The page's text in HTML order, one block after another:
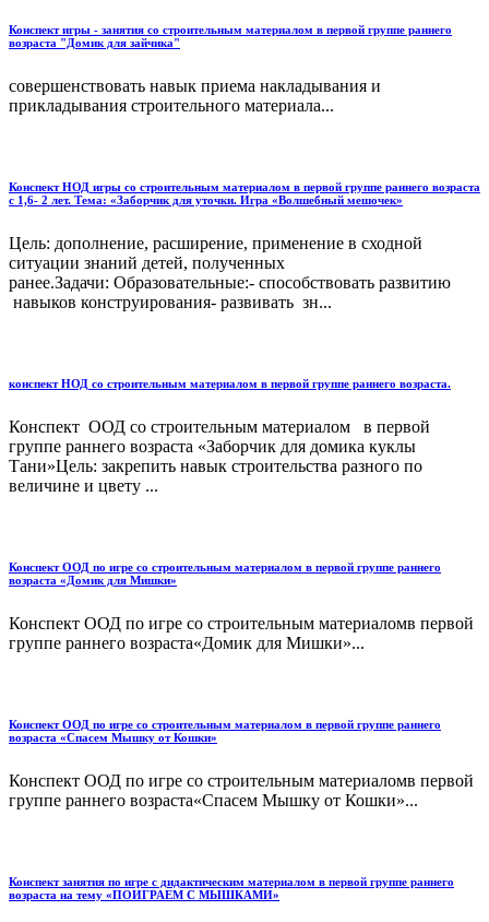
Конспект игры - занятия со строительным материалом в первой группе раннего
возраста "Домик для зайчика"
совершенствовать навык приема накладывания и
прикладывания строительного материала...
Конспект НОД игры со строительным материалом в первой группе раннего возраста
с 1,6- 2 лет. Тема: «Заборчик для уточки. Игра «Волшебный мешочек»
Цель: дополнение, расширение, применение в сходной
ситуации знаний детей, полученных
ранее.Задачи: Образовательные:- способствовать развитию
навыков конструирования- развивать зн...
конспект НОД со строительным материалом в первой группе раннего возраста.
Конспект ООД со строительным материалом в первой
группе раннего возраста «Заборчик для домика куклы
Тани»Цель: закрепить навык строительства разного по
величине и цвету ...
Конспект ООД по игре со строительным материалом в первой группе раннего
возраста «Домик для Мишки»
Конспект ООД по игре со строительным материаломв первой
группе раннего возраста«Домик для Мишки»...
Конспект ООД по игре со строительным материалом в первой группе раннего
возраста «Спасем Мышку от Кошки»
Конспект ООД по игре со строительным материаломв первой
группе раннего возраста«Спасем Мышку от Кошки»...
Конспект занятия по игре с дидактическим материалом в первой группе раннего
возраста на тему «ПОИГРАЕМ С МЫШКАМИ»